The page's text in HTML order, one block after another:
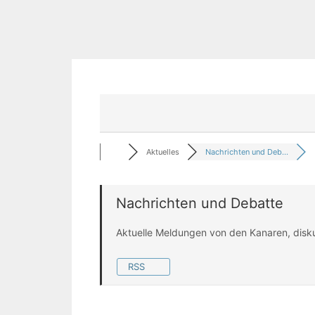
Aktuelles Nachrichten und Deb...
Nachrichten und Debatte
Aktuelle Meldungen von den Kanaren,
RSS